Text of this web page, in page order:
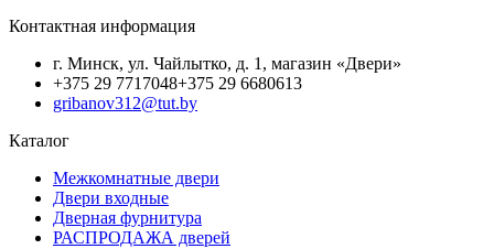
Контактная информация
г. Минск, ул. Чайлытко, д. 1, магазин «Двери»
+375 29 7717048+375 29 6680613
gribanov312@tut.by
Каталог
Межкомнатные двери
Двери входные
Дверная фурнитура
РАСПРОДАЖА дверей